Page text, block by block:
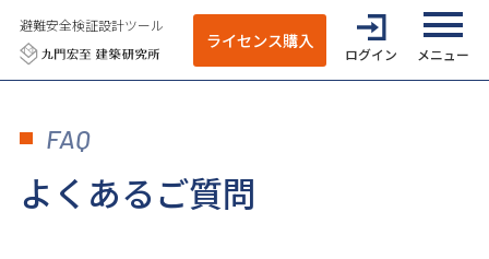
避難安全検証設計ツール
ライセンス購入
ログイン
全てのメニ
FAQ
よくあるご質問